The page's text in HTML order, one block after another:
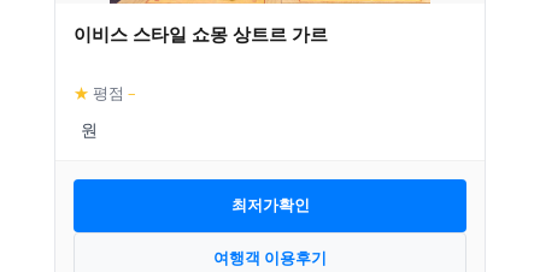
이비스 스타일 쇼몽 상트르 가르
★ 평점 –
최저가확인
여행객 이용후기